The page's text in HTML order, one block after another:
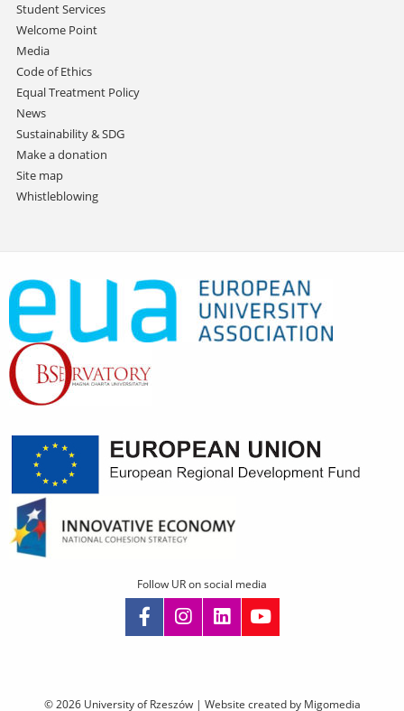
Student Services
Welcome Point
Media
Code of Ethics
Equal Treatment Policy
News
Sustainability & SDG
Make a donation
Site map
Whistleblowing
© 2026 University of Rzeszów | Website created by Migomedia
Follow UR on social media